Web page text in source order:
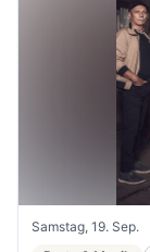
Samstag, 19. Sep.